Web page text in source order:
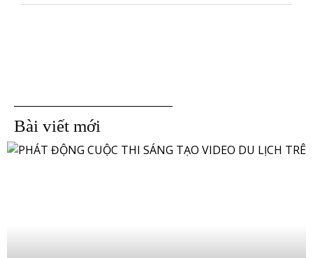
Bài viết mới